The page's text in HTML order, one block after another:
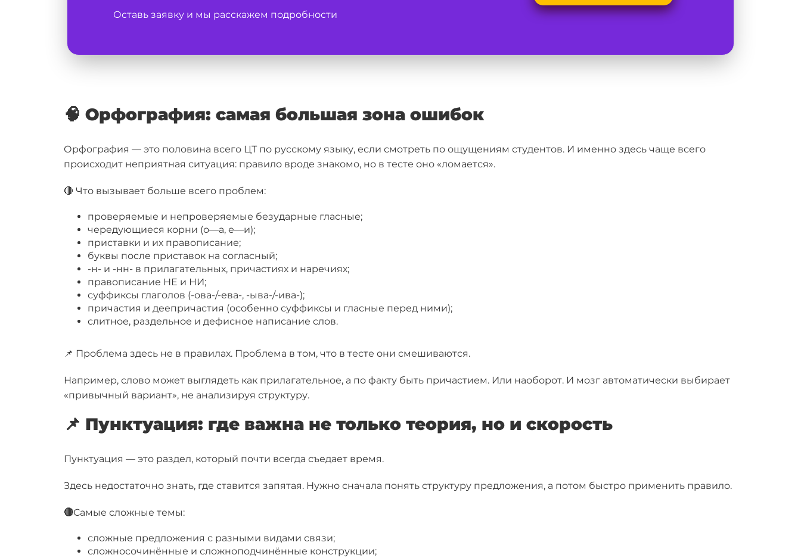
Оставь заявку и мы расскажем подробности
🧠 Орфография: самая большая зона ошибок
Орфография — это половина всего ЦТ по русскому языку, если смотреть по ощущениям студентов. И именно здесь чаще всего
происходит неприятная ситуация: правило вроде знакомо, но в тесте оно «ломается».
🔴 Что вызывает больше всего проблем:
проверяемые и непроверяемые безударные гласные;
чередующиеся корни (о—а, е—и);
приставки и их правописание;
буквы после приставок на согласный;
-н- и -нн- в прилагательных, причастиях и наречиях;
правописание НЕ и НИ;
суффиксы глаголов (-ова-/-ева-, -ыва-/-ива-);
причастия и деепричастия (особенно суффиксы и гласные перед ними);
слитное, раздельное и дефисное написание слов.
📌 Проблема здесь не в правилах. Проблема в том, что в тесте они смешиваются.
Например, слово может выглядеть как прилагательное, а по факту быть причастием. Или наоборот. И мозг автоматически выбирает
«привычный вариант», не анализируя структуру.
📌 Пунктуация: где важна не только теория, но и скорость
Пунктуация — это раздел, который почти всегда съедает время.
Здесь недостаточно знать, где ставится запятая. Нужно сначала понять структуру предложения, а потом быстро применить правило.
🔴Самые сложные темы:
сложные предложения с разными видами связи;
сложносочинённые и сложноподчинённые конструкции;